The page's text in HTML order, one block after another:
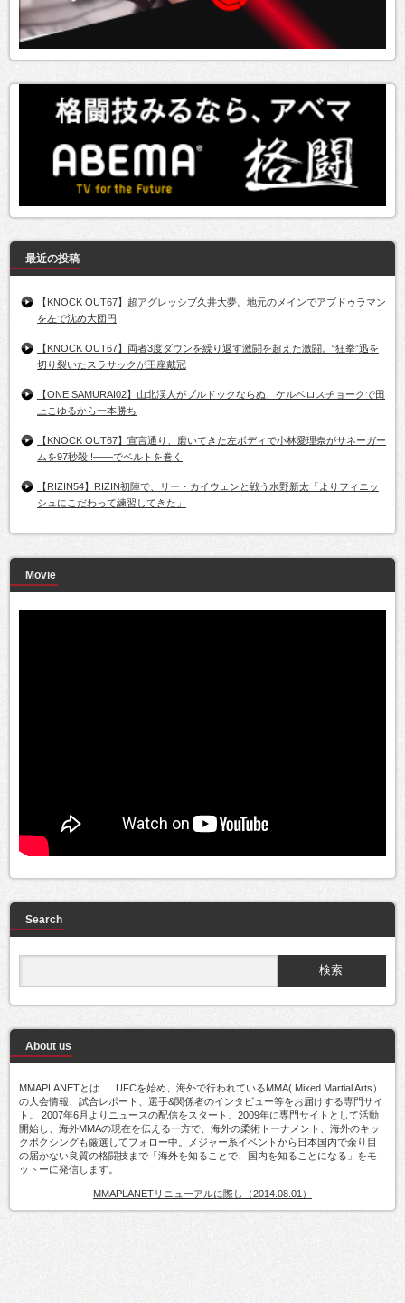
最近の投稿
【KNOCK OUT67】超アグレッシブ久井大夢。地元のメインでアブドゥラマン
を左で沈め大団円
【KNOCK OUT67】両者3度ダウンを繰り返す激闘を超えた激闘。“狂拳”迅を
切り裂いたスラサックが王座戴冠
【ONE SAMURAI02】山北渓人がブルドックならぬ、ケルベロスチョークで田
上こゆるから一本勝ち
【KNOCK OUT67】宣言通り、磨いてきた左ボディで小林愛理奈がサネーガー
ムを97秒殺!!――でベルトを巻く
【RIZIN54】RIZIN初陣で、リー・カイウェンと戦う水野新太「よりフィニッ
シュにこだわって練習してきた」
Movie
Search
About us
MMAPLANETとは..... UFCを始め、海外で行われているMMA( Mixed Martial Arts）
の大会情報、試合レポート、選手&関係者のインタビュー等をお届けする専門サイ
ト。 2007年6月よりニュースの配信をスタート。2009年に専門サイトとして活動
開始し、海外MMAの現在を伝える一方で、海外の柔術トーナメント、海外のキッ
クボクシングも厳選してフォロー中。メジャー系イベントから日本国内で余り目
の届かない良質の格闘技まで「海外を知ることで、国内を知ることになる」をモ
ットーに発信します。
MMAPLANETリニューアルに際し（2014.08.01）